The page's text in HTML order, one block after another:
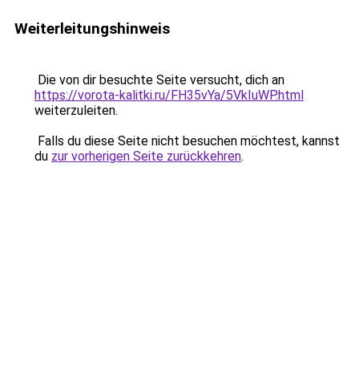
Weiterleitungshinweis
Die von dir besuchte Seite versucht, dich an
https://vorota-kalitki.ru/FH35vYa/5VkIuWP.html
weiterzuleiten.
Falls du diese Seite nicht besuchen möchtest, kannst
du zur vorherigen Seite zurückkehren.